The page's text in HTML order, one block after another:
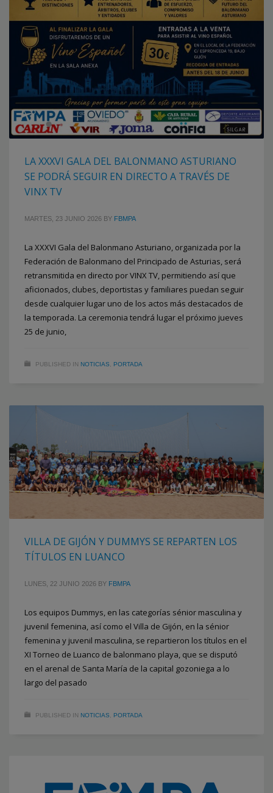
LA XXXVI GALA DEL BALONMANO ASTURIANO
SE PODRÁ SEGUIR EN DIRECTO A TRAVÉS DE
VINX TV
MARTES, 23 JUNIO 2026 BY FBMPA
La XXXVI Gala del Balonmano Asturiano, organizada por la
Federación de Balonmano del Principado de Asturias, será
retransmitida en directo por VINX TV, permitiendo así que
aficionados, clubes, deportistas y familiares puedan seguir
desde cualquier lugar uno de los actos más destacados de
la temporada. La ceremonia tendrá lugar el próximo jueves
25 de junio,
PUBLISHED IN NOTICIAS, PORTADA
VILLA DE GIJÓN Y DUMMYS SE REPARTEN LOS
TÍTULOS EN LUANCO
LUNES, 22 JUNIO 2026 BY FBMPA
Los equipos Dummys, en las categorías sénior masculina y
juvenil femenina, así como el Villa de Gijón, en la sénior
femenina y juvenil masculina, se repartieron los títulos en el
XI Torneo de Luanco de balonmano playa, que se disputó
en el arenal de Santa María de la capital gozoniega a lo
largo del pasado
PUBLISHED IN NOTICIAS PORTADA